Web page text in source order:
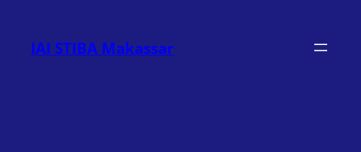
konten
IAI STIBA Makassar